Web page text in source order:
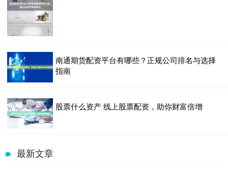
南通期货配资平台有哪些？正规公司排名与选择
指南
股票什么资产 线上股票配资，助你财富倍增
最新文章